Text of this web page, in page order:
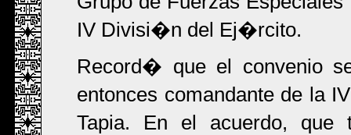
IV Divisi�n del Ej�rcito.
Record� que el convenio
entonces comandante de la
Tapia. En el acuerdo,